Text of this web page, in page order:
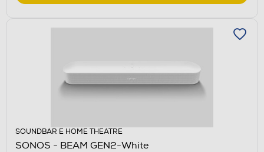
SOUNDBAR E HOME THEATRE
SONOS - BEAM GEN2-White